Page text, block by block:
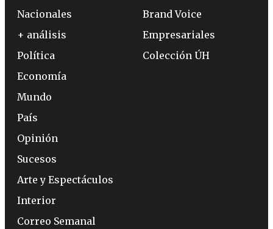
Nacionales
+ análisis
Política
Economía
Mundo
País
Opinión
Sucesos
Arte y Espectáculos
Interior
Correo Semanal
Brand Voice
Empresariales
Colección ÚH